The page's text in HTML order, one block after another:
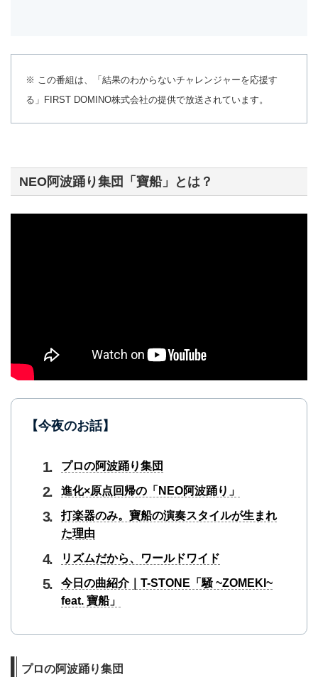
※ この番組は、「結果のわからないチャレンジャーを応援す
る」FIRST DOMINO株式会社の提供で放送されています。
NEO阿波踊り集団「寶船」 とは？
【今夜のお話】
プロの阿波踊り集団
進化×原点回帰の「NEO阿波踊り」
打楽器のみ。寶船の演奏スタイルが生まれ
た理由
リズムだから、ワールドワイド
今日の曲紹介｜T-STONE「騒 ~ZOMEKI~
feat. 寶船」
プロの阿波踊り集団